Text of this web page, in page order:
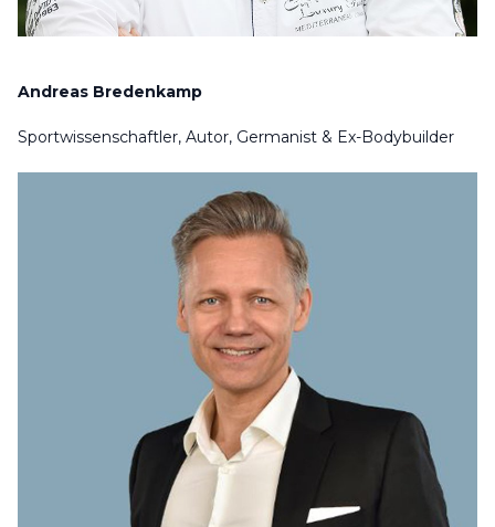
Andreas Bredenkamp
Sportwissenschaftler, Autor, Germanist & Ex-Bodybuilder